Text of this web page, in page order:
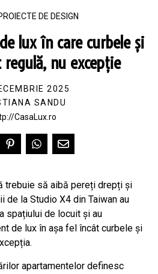
DE DESIGN
lux în care curbele și
nu excepție
2025
SANDU
CasaLux.ro
trebuie să aibă pereți drepți și
de la Studio X4 din Taiwan au
spațiului de locuit și au
de lux în așa fel încât curbele și
apartamentelor definesc